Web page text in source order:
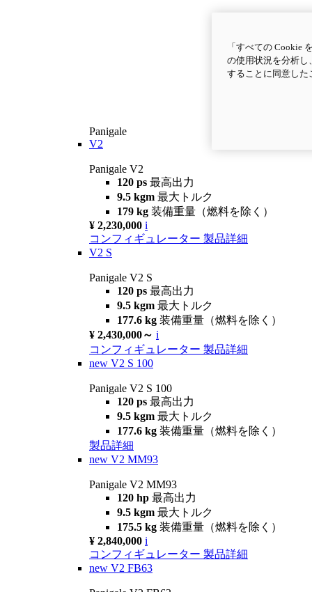
Panigale
V2
Panigale V2
120 ps 最高出力
9.5 kgm 最大トルク
179 kg 装備重量（燃料を除く）
¥ 2,230,000 i
コンフィギュレーター 製品詳細
V2 S
Panigale V2 S
120 ps 最高出力
9.5 kgm 最大トルク
177.6 kg 装備重量（燃料を除く）
¥ 2,430,000～ i
コンフィギュレーター 製品詳細
new V2 S 100
Panigale V2 S 100
120 ps 最高出力
9.5 kgm 最大トルク
177.6 kg 装備重量（燃料を除く）
製品詳細
new V2 MM93
Panigale V2 MM93
120 hp 最高出力
9.5 kgm 最大トルク
175.5 kg 装備重量（燃料を除く）
¥ 2,840,000 i
コンフィギュレーター 製品詳細
new V2 FB63
「すべての Cookie
の使用状況を分析し
することに同意し